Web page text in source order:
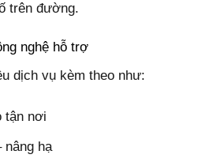
trên đường.
nghệ hỗ trợ
dịch vụ kèm theo như:
tận nơi
nâng hạ